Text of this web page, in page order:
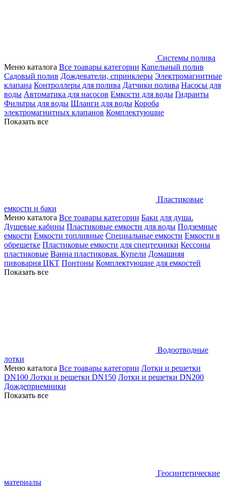
Системы полива
Меню каталога Все тоавары категории Капельный полив
Садовый полив Дождеватели, спринклеры Электромагнитные
клапана Контроллеры для полива Датчики полива Насосы для
воды Автоматика для насосов Емкости для воды Гидранты
Фильтры для воды Шланги для воды Короба
электромагнитных клапанов Комплектующие
Показать все
Пластиковые
емкости и баки
Меню каталога Все тоавары категории Баки для душа.
Душевые кабины Пластиковые емкости для воды Подземные
емкости Емкости топливные Специальные емкости Емкости в
обрешетке Пластиковые емкости для спецтехники Кессоны
пластиковые Ванна пластиковая. Купели Домашняя
пивоварня ЦКТ Понтоны Комплектующие для емкостей
Показать все
Водоотводные
лотки
Меню каталога Все тоавары категории Лотки и решетки
DN100 Лотки и решетки DN150 Лотки и решетки DN200
Дождеприемники
Показать все
Геосинтетические
материалы